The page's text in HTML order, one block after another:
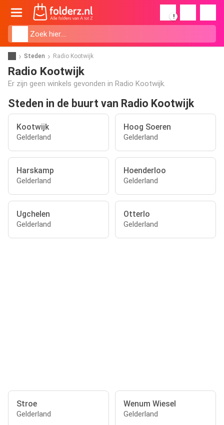
!
Steden Radio Kootwijk
Radio Kootwijk
Er zijn geen winkels gevonden in Radio Kootwijk.
Steden in de buurt van Radio Kootwijk
Kootwijk
Gelderland
Hoog Soeren
Gelderland
Harskamp
Gelderland
Hoenderloo
Gelderland
Ugchelen
Gelderland
Otterlo
Gelderland
Stroe
Gelderland
Wenum Wiesel
Gelderland